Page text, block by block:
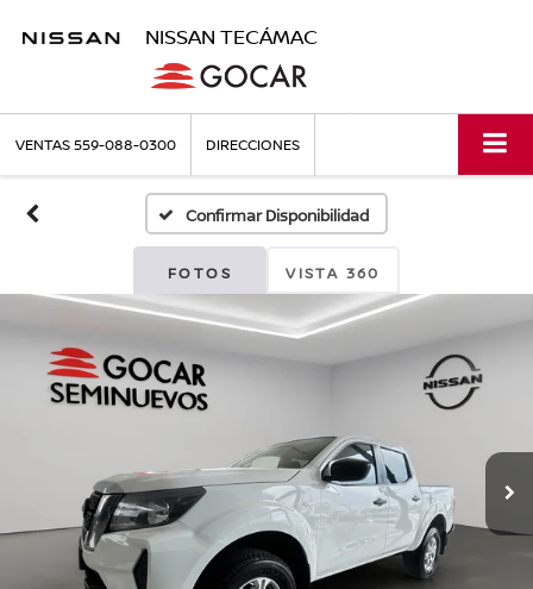
NISSAN TECÁMAC
VENTAS559-088-0300 DIRECCIONES
Confirmar Disponibilidad
FOTOS VISTA 360